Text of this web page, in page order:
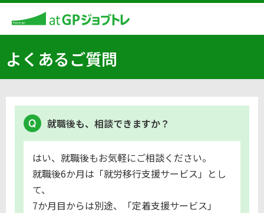
よくあるご質問
就職後も、相談できますか？
はい、就職後もお気軽にご相談ください。
就職後6か月は「就労移行支援サービス」とし
て、
7か月目からは別途、「定着支援サービス」